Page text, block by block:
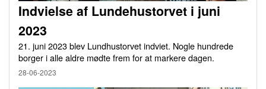
Indvielse af Lundehustorvet i juni
2023
21. juni 2023 blev Lundhustorvet indviet. Nogle hundrede
borger i alle aldre mødte frem for at markere dagen.
28-06-2023